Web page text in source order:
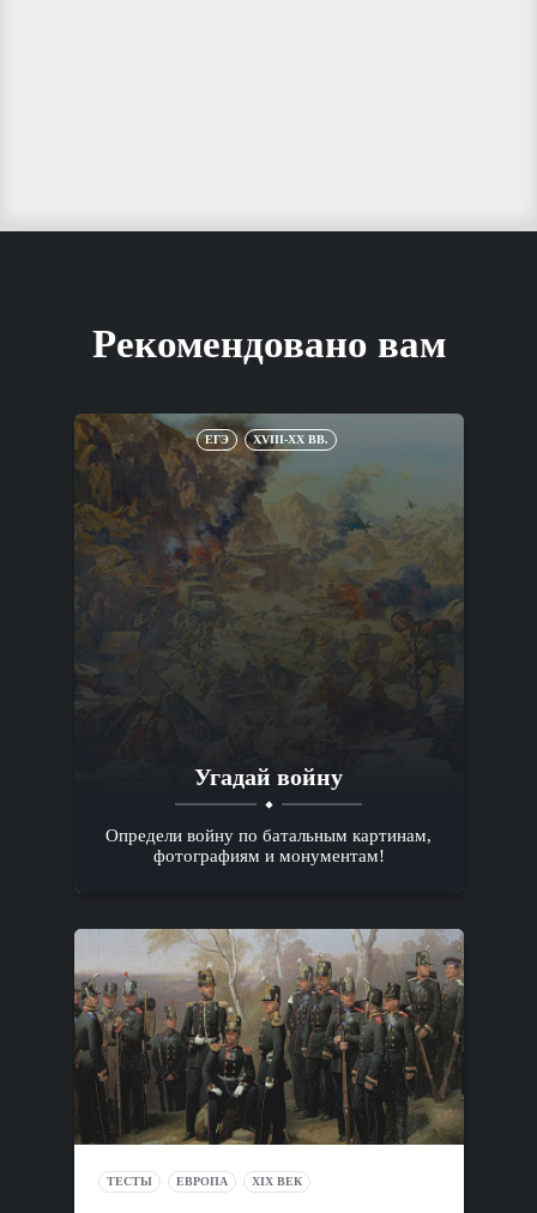
Рекомендовано вам
ЕГЭ XVIII-XX ВВ.
Угадай войну
Определи войну по батальным картинам,
фотографиям и монументам!
ТЕСТЫ ЕВРОПА XIX ВЕК